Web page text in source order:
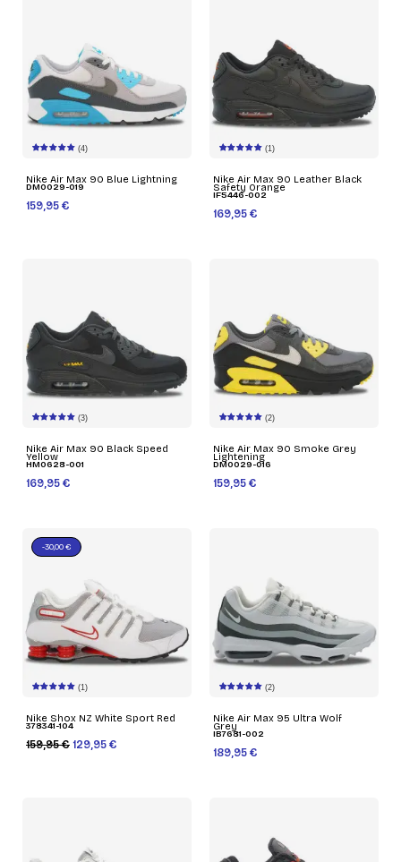
(4)
Nike Air Max 90 Blue Lightning
DM0029-019
159,95 €
(1)
Nike Air Max 90 Leather Black
Safety Orange
IF5446-002
169,95 €
(3)
Nike Air Max 90 Black Speed
Yellow
HM0628-001
169,95 €
(2)
Nike Air Max 90 Smoke Grey
Lightening
DM0029-016
159,95 €
(1)
Nike Shox NZ White Sport Red
378341-104
159,95 € 129,95 €
-30,00 €
(2)
Nike Air Max 95 Ultra Wolf
Grey
IB7681-002
189,95 €